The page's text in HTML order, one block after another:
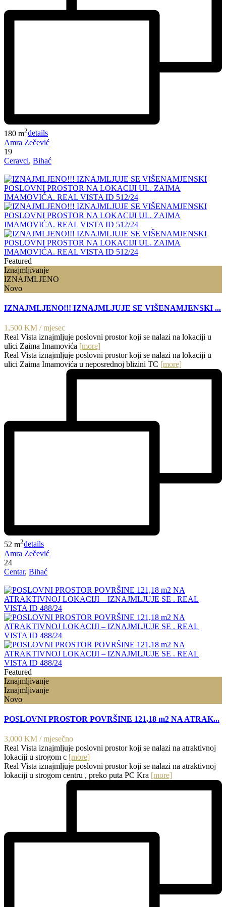
180 m2details
Amra Zečević
19
Ceravci, Bihać
Featured
Iznajmljivanje
IZNAJMLJENO
Novo
IZNAJMLJENO!!! IZNAJMLJUJE SE VIŠENAMJENSKI ...
1,500 KM / mjesec
Real Vista iznajmljuje poslovni prostor koji se nalazi na lokaciji u
ulici Zaima Imamovića [more]
Real Vista iznajmljuje poslovni prostor koji se nalazi na lokaciji u
ulici Zaima Imamovića u neposrednoj blizini TC [more]
52 m2details
Amra Zečević
24
Centar, Bihać
Featured
Iznajmljivanje
Iznajmljivanje
Novo
POSLOVNI PROSTOR POVRŠINE 121,18 m2 NA ATRAK...
3,000 KM / mjesečno
Real Vista iznajmljuje poslovni prostor koji se nalazi na atraktivnoj
lokaciji u strogom c [more]
Real Vista iznajmljuje poslovni prostor koji se nalazi na atraktivnoj
lokaciji u strogom centru , preko puta PC Kra [more]